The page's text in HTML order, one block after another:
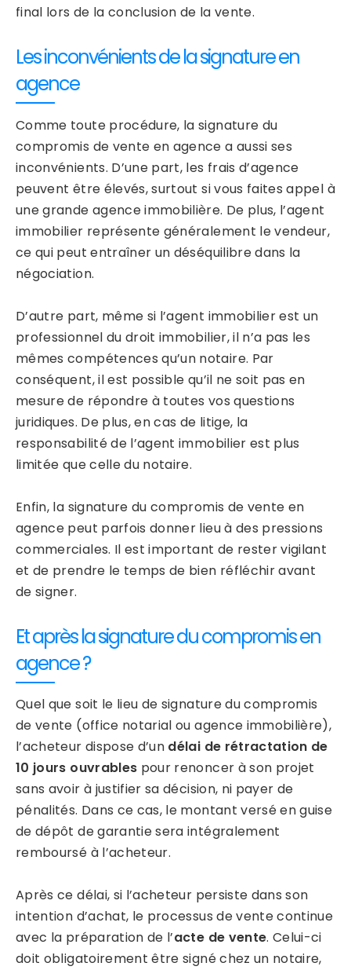
final lors de la conclusion de la vente.
Les inconvénients de la signature en
agence
Comme toute procédure, la signature du
compromis de vente en agence a aussi ses
inconvénients. D’une part, les frais d’agence
peuvent être élevés, surtout si vous faites appel à
une grande agence immobilière. De plus, l’agent
immobilier représente généralement le vendeur,
ce qui peut entraîner un déséquilibre dans la
négociation.
D’autre part, même si l’agent immobilier est un
professionnel du droit immobilier, il n’a pas les
mêmes compétences qu’un notaire. Par
conséquent, il est possible qu’il ne soit pas en
mesure de répondre à toutes vos questions
juridiques. De plus, en cas de litige, la
responsabilité de l’agent immobilier est plus
limitée que celle du notaire.
Enfin, la signature du compromis de vente en
agence peut parfois donner lieu à des pressions
commerciales. Il est important de rester vigilant
et de prendre le temps de bien réfléchir avant
de signer.
Et après la signature du compromis en
agence ?
Quel que soit le lieu de signature du compromis
de vente (office notarial ou agence immobilière),
l’acheteur dispose d’un délai de rétractation de
10 jours ouvrables pour renoncer à son projet
sans avoir à justifier sa décision, ni payer de
pénalités. Dans ce cas, le montant versé en guise
de dépôt de garantie sera intégralement
remboursé à l’acheteur.
Après ce délai, si l’acheteur persiste dans son
intention d’achat, le processus de vente continue
avec la préparation de l’acte de vente. Celui-ci
doit obligatoirement être signé chez un notaire,